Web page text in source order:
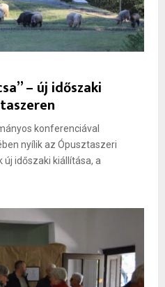
– új időszaki
konferenciával
nyílik az Ópusztaszeri
időszaki kiállítása, a